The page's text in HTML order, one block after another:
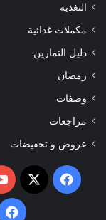
التغذية
مكملات غذائية
دليل التمارين
رمضان
وصفات
مراجعات
عروض و تخفيضات
فيسبوك
‫X